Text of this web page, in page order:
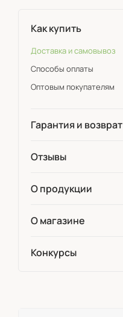
Как купить
Доставка и самовывоз
Способы оплаты
Оптовым покупателям
Гарантия и возврат
Отзывы
О продукции
О магазине
Конкурсы